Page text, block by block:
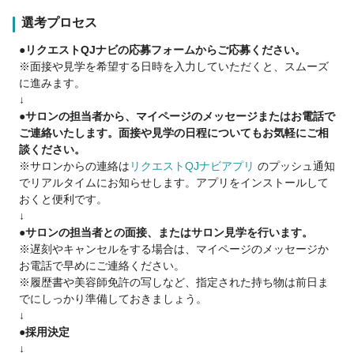
・正社員完全週休2日制/週休3日制 (スタイリスト)
友達や家族など一緒に過ごしたい人とお休みが合わせられ
ます♪
・パート、アルバイト「自由な働き方の選択OK！」
・嬉しい正月休み（12月31日～1月4日まで5日間）・独立を希
望される方も支援させて頂きます
※フランチャイズ実績は40店舗以上（夢の実現者多数！）
選考プロセス
●リクエストQJナビの応募フォームからご応募ください。
※面接や見学を希望する日時を入力していただくと、スムーズ
に進みます。
↓
●サロンの担当者から、マイページのメッセージまたはお電話で
ご連絡いたします。面接や見学の日程についてもお気軽にご相
談ください。
※サロンからの連絡は リクエストQJナビアプリ のプッシュ通知
でリアルタイムにお知らせします。アプリをインストールして
おくと便利です。
↓
●サロンの担当者との面接、またはサロン見学を行います。
※遅刻やキャンセルをする場合は、マイページのメッセージか
お電話で早めにご連絡ください。
※履歴書や美容師免許の写しなど、指定された持ち物は前日ま
でにしっかり準備しておきましょう。
↓
●採用決定
↓